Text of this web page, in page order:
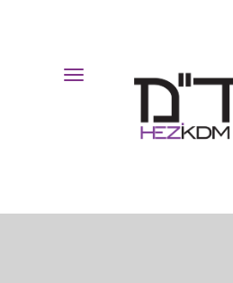
Toggle